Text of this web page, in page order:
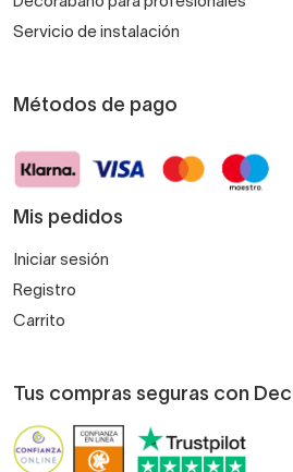
Servicio de instalación
Métodos de pago
Mis pedidos
Iniciar sesión
Registro
Carrito
Tus compras seguras con